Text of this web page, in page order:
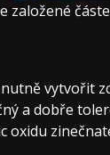
vytvořit
a dobře
oxidu